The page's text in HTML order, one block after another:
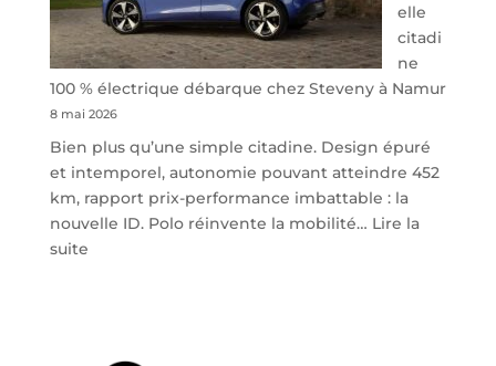
elle
citadi
ne
100 % électrique débarque chez Steveny à Namur
8 mai 2026
Bien plus qu’une simple citadine. Design épuré
et intemporel, autonomie pouvant atteindre 452
km, rapport prix-performance imbattable : la
nouvelle ID. Polo réinvente la mobilité… Lire la
suite: